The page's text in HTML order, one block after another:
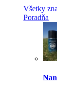
Všetky
Poradňa